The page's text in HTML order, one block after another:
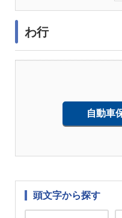
わ行
自動車
頭文字から探す